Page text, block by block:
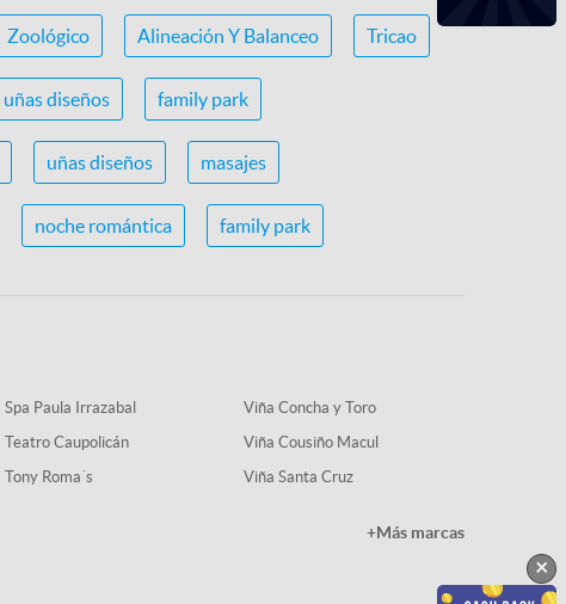
Zoológico Alineación Y Balanceo Tricao
uñas diseños family park
uñas diseños masajes
noche romántica family park
Spa Paula Irrazabal
Teatro Caupolicán
Tony Roma´s
Viña Concha y Toro
Viña Cousiño Macul
Viña Santa Cruz
+Más marcas
×